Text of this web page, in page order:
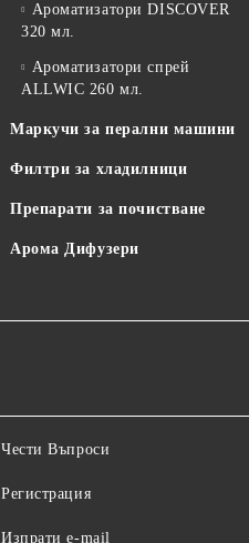
Ароматизатори DISCOVER
320 мл.
Ароматизатори спрей
ALLWIC 260 мл.
Маркучи за перални машини
Филтри за хладилници
Препарати за почистване
Арома Дифузери
Чести Въпроси
Регистрация
Изпрати e-mail